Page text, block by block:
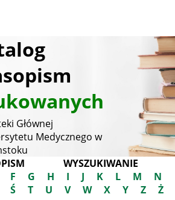
Głównej
Medycznego w
WYSZUKIWANIE
F G H I J K L M
N
Ś T U V W X Y Z Ż